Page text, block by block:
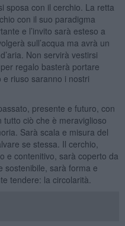
sposa con il cerchio. La retta
con il suo paradigma
e l’invito sarà esteso a
sull’acqua ma avrà un
Non servirà vestirsi
regalo basterà portare
riuso saranno i nostri
presente e futuro, con
ciò che è meraviglioso
Sarà scala e misura del
se stessa. Il cerchio,
e contenitivo, sarà coperto da
sostenibile, sarà forma e
tendere: la circolarità.